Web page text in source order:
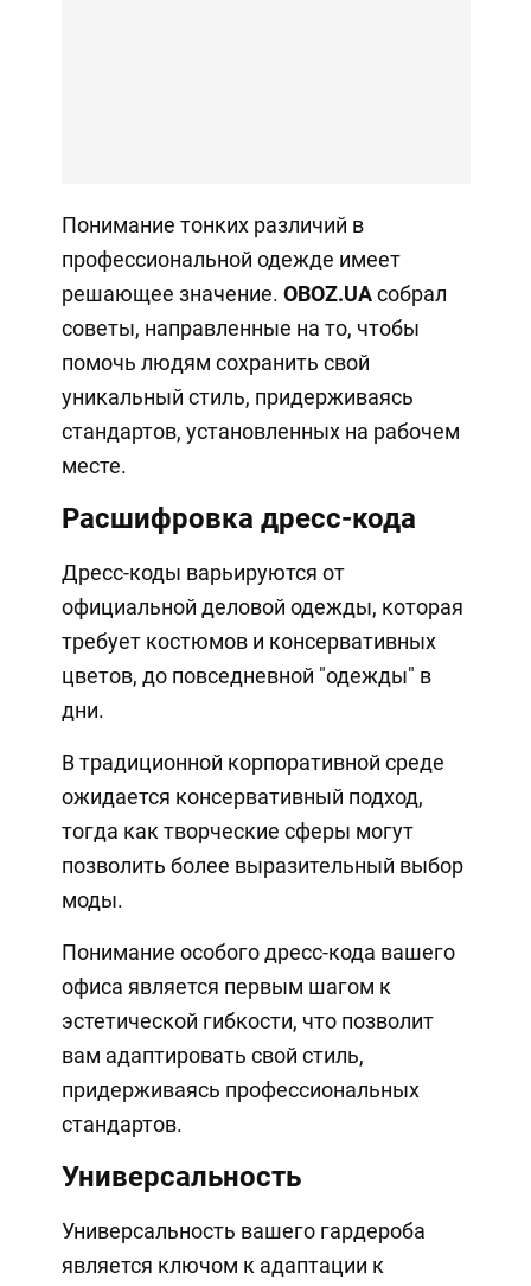
Понимание тонких различий в
профессиональной одежде имеет
решающее значение. OBOZ.UAсобрал
советы, направленные на то, чтобы
помочь людям сохранить свой
уникальный стиль, придерживаясь
стандартов, установленных на рабочем
месте.
Расшифровка дресс-кода
Дресс-коды варьируются от
официальной деловой одежды, которая
требует костюмов и консервативных
цветов, до повседневной "одежды" в
дни.
В традиционной корпоративной среде
ожидается консервативный подход,
тогда как творческие сферы могут
позволить более выразительный выбор
моды.
Понимание особого дресс-кода вашего
офиса является первым шагом к
эстетической гибкости, что позволит
вам адаптировать свой стиль,
придерживаясь профессиональных
стандартов.
Универсальность
Универсальность вашего гардероба
является ключом к адаптации к